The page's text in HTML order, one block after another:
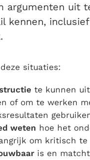
argumenten uit
kennen,
situaties:
te kunnen
of om te werken
weten hoe het
om kritisch
is en